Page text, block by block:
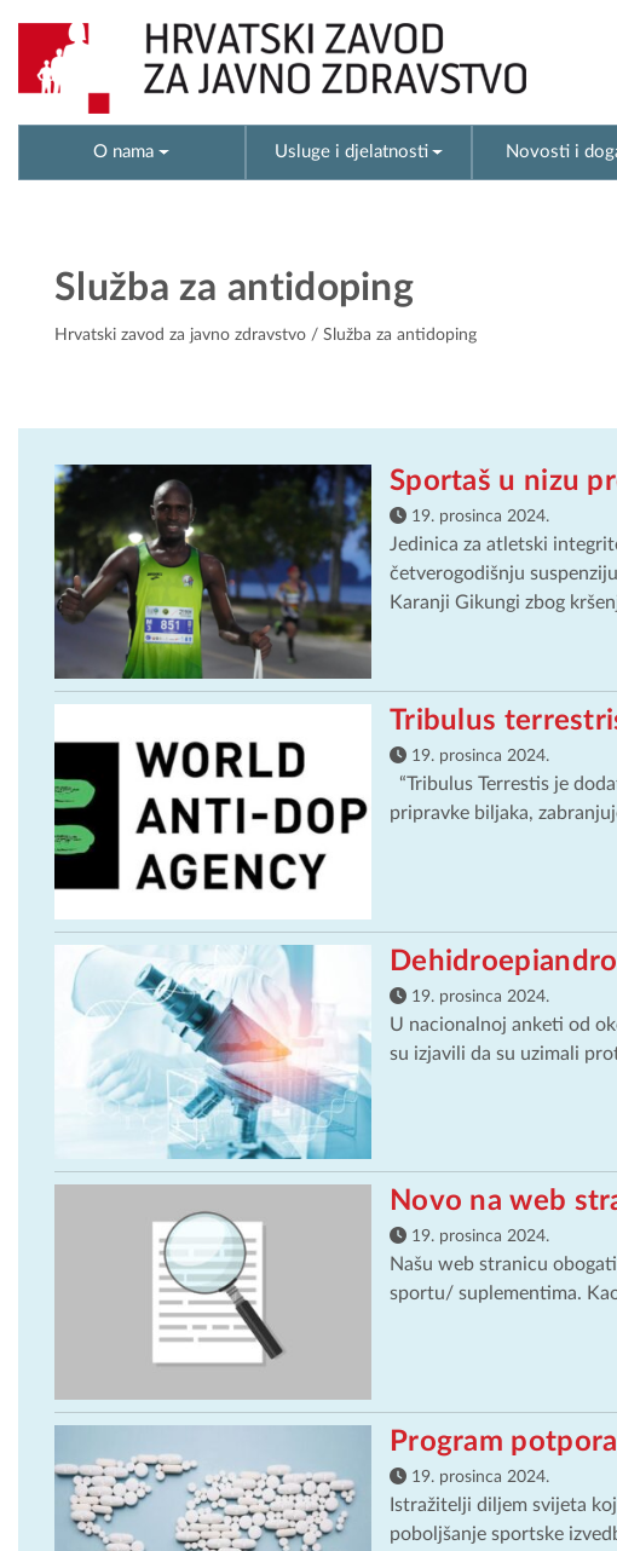
O nama Usluge i djelatnosti Novosti i
Služba za antidoping
Hrvatski zavod za javno zdravstvo / Služba za antidoping
Sportaš u nizu
19. prosinca 2024.
Jedinica za atletski
četverogodišnju
Karanji Gikungi zbog
Tribulus
19. prosinca 2024.
“Tribulus Terrestis je
pripravke biljaka,
19. prosinca 2024.
U nacionalnoj anketi od
su izjavili da su uzimali
Novo na web
19. prosinca 2024.
Našu web stranicu
sportu/ suplementima.
Program potpora
19. prosinca 2024.
Istražitelji diljem svijeta
poboljšanje sportske